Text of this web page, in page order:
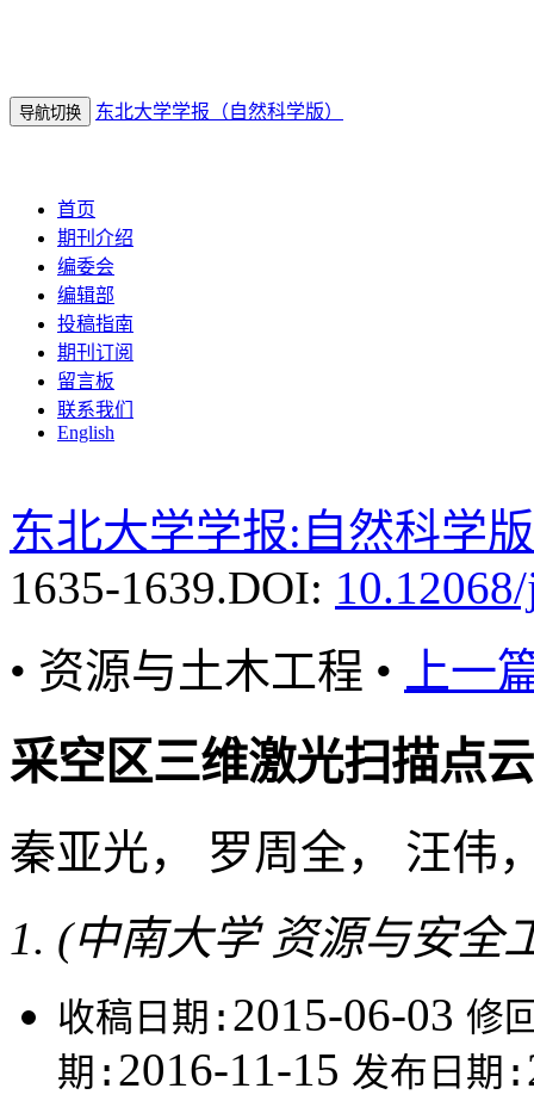
导航切换 东北大学学报（自然科学版）
首页
期刊介绍
编委会
编辑部
投稿指南
期刊订阅
留言板
联系我们
English
东北大学学报:自然科学版
1635-1639.DOI:
• 资源与土木工程 •
上一
采空区三维激光扫描点
秦亚光， 罗周全， 汪
(中南大学 资源与安全
收稿日期: 2015-06-03 修
期: 2016-11-15 发布日期: